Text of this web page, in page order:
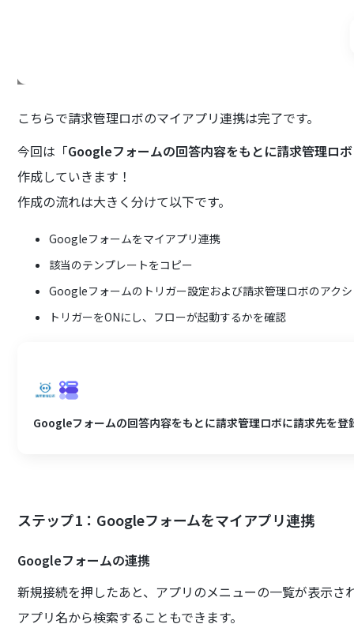
こちらで請求管理ロボのマイアプリ連携は完了です。
今回は「Googleフォームの回答内容をもとに請求管理ロ
作成していきます！
作成の流れは大きく分けて以下です。
Googleフォームをマイアプリ連携
該当のテンプレートをコピー
Googleフォームのトリガー設定および請求管理ロボのアク
トリガーをONにし、フローが起動するかを確認
Googleフォームの回答内容をもとに請求管理ロボに請求先を登
ステップ1：Googleフォームをマイアプリ連携
Googleフォームの連携
新規接続を押したあと、アプリのメニューの一覧が表示
アプリ名から検索することもできます。